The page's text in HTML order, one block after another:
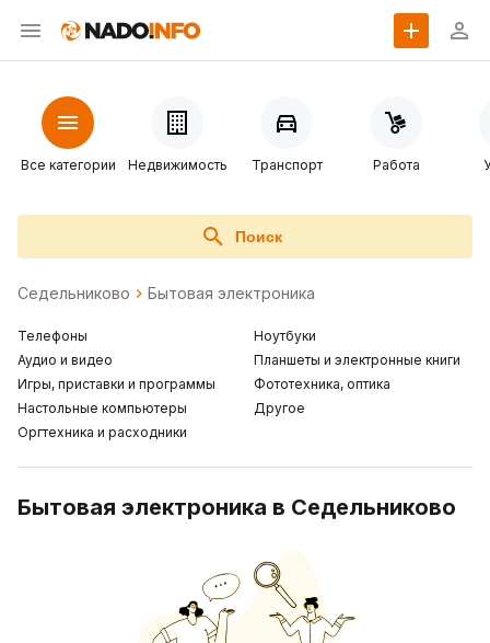
Все категории Недвижимость Транспорт Работа
Поиск
Седельниково Бытовая электроника
Телефоны
Аудио и видео
Игры, приставки и программы
Настольные компьютеры
Оргтехника и расходники
Ноутбуки
Планшеты и электронные книги
Фототехника, оптика
Другое
Бытовая электроника в Седельниково